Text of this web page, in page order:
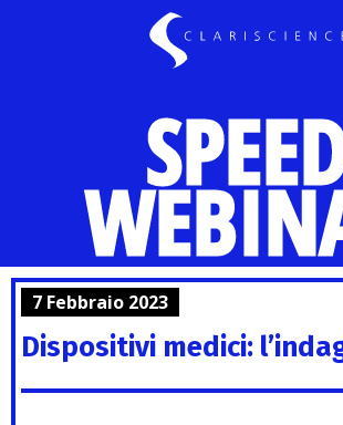
7 Febbraio 2023
Dispositivi medici: